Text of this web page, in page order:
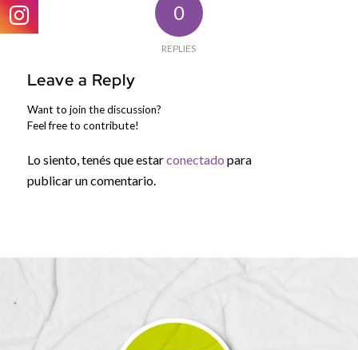
0
REPLIES
Leave a Reply
Want to join the discussion?
Feel free to contribute!
Lo siento, tenés que estarconectado para
publicar un comentario.